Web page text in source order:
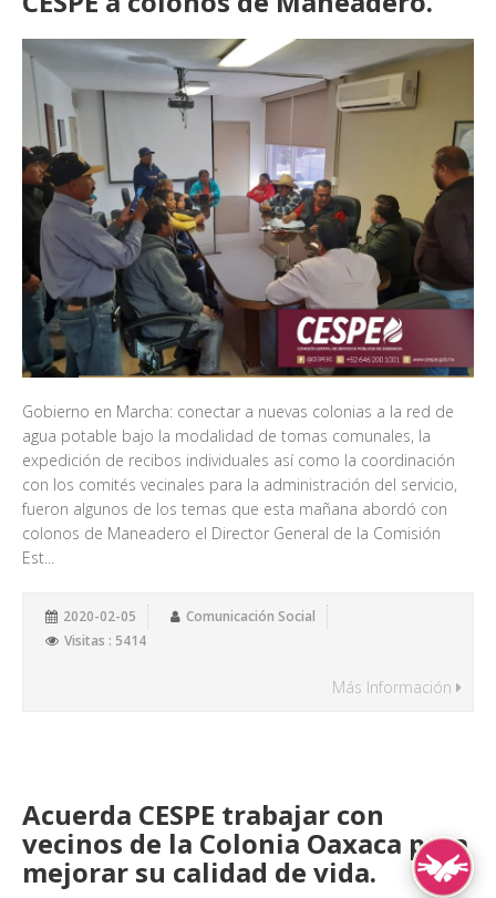
Gobierno en Marcha: conectar a nuevas colonias a la red de
agua potable bajo la modalidad de tomas comunales, la
expedición de recibos individuales así como la coordinación
con los comités vecinales para la administración del servicio,
fueron algunos de los temas que esta mañana abordó con
colonos de Maneadero el Director General de la Comisión
Est...
2020-02-05
Comunicación Social
Visitas : 5414
Más Información
Acuerda CESPE trabajar con
vecinos de la Colonia Oaxaca para
mejorar su calidad de vida. Lengua de